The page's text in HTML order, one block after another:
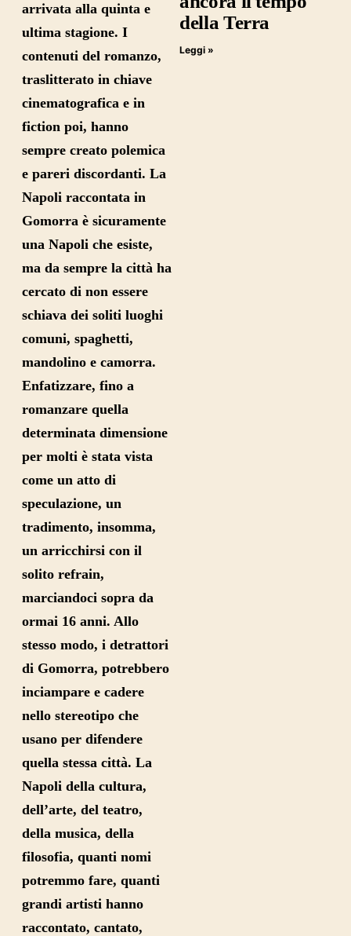
arrivata alla quinta e
ultima stagione. I
contenuti del romanzo,
traslitterato in chiave
cinematografica e in
fiction poi, hanno
sempre creato polemica
e pareri discordanti. La
Napoli raccontata in
Gomorra è sicuramente
una Napoli che esiste,
ma da sempre la città ha
cercato di non essere
schiava dei soliti luoghi
comuni, spaghetti,
mandolino e camorra.
Enfatizzare, fino a
romanzare quella
determinata dimensione
per molti è stata vista
come un atto di
speculazione, un
tradimento, insomma,
un arricchirsi con il
solito refrain,
marciandoci sopra da
ormai 16 anni. Allo
stesso modo, i detrattori
di Gomorra, potrebbero
inciampare e cadere
nello stereotipo che
usano per difendere
quella stessa città. La
Napoli della cultura,
dell’arte, del teatro,
della musica, della
filosofia, quanti nomi
potremmo fare, quanti
grandi artisti hanno
raccontato, cantato,
della Terra
Leggi »